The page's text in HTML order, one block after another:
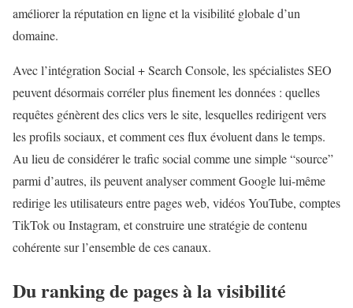
améliorer la réputation en ligne et la visibilité globale d’un
domaine.
Avec l’intégration Social + Search Console, les spécialistes SEO
peuvent désormais corréler plus finement les données : quelles
requêtes génèrent des clics vers le site, lesquelles redirigent vers
les profils sociaux, et comment ces flux évoluent dans le temps.
Au lieu de considérer le trafic social comme une simple “source”
parmi d’autres, ils peuvent analyser comment Google lui-même
redirige les utilisateurs entre pages web, vidéos YouTube, comptes
TikTok ou Instagram, et construire une stratégie de contenu
cohérente sur l’ensemble de ces canaux.
Du ranking de pages à la visibilité